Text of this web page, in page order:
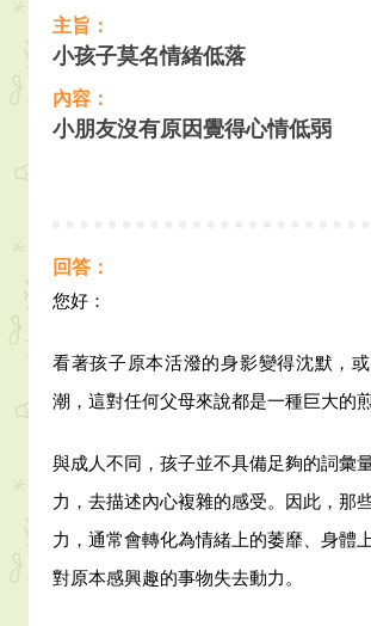
主旨：
小孩子莫名情緒低落
內容：
小朋友沒有原因覺得心情低弱
回答：
您好：
看著孩子原本活潑的身影變得沈默，
潮，這對任何父母來說都是一種巨大的煎
與成人不同，孩子並不具備足夠的詞彙
力，去描述內心複雜的感受。因此，那
力，通常會轉化為情緒上的萎靡、身體
對原本感興趣的事物失去動力。